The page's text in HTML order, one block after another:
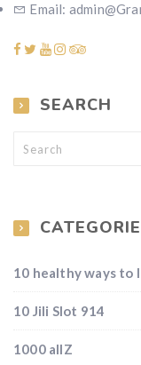
Email:
SEARCH
10 healthy ways to
10 Jili Slot 914
1000 allZ